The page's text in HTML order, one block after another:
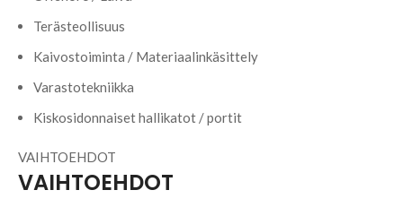
Terästeollisuus
Kaivostoiminta / Materiaalinkäsittely
Varastotekniikka
Kiskosidonnaiset hallikatot / portit
VAIHTOEHDOT
VAIHTOEHDOT